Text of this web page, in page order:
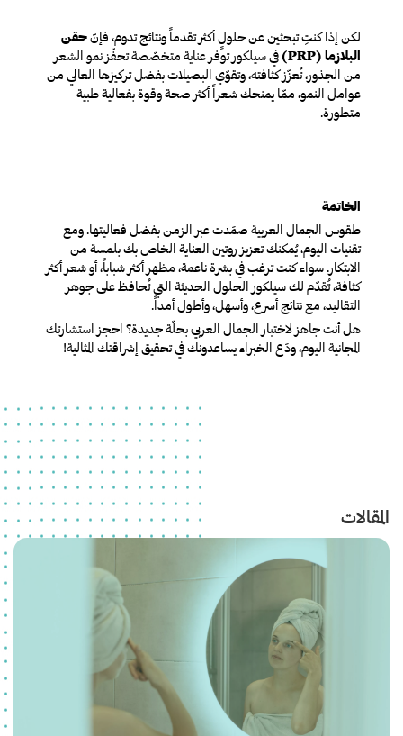
لكن إذا كنتِ تبحثين عن حلولٍ أكثر تقدماً ونتائج تدوم، فإنّحقن
البلازما (PRP)
في سيلكور توفر عناية متخصّصة تحفّز نمو الشعر
من الجذور، تُعزّز كثافته، وتقوّي البصيلات بفضل تركيزها العالي من
عوامل النمو، ممّا يمنحك شعراً أكثر صحة وقوة بفعالية طبية
متطورة.
الخاتمة
طقوس الجمال العربية صمَدت عبر الزمن بفضل فعاليتها. ومع
تقنيات اليوم، يُمكنك تعزيز روتين العناية الخاص بك بلمسة من
الابتكار. سواء كنت ترغب في بشرة ناعمة، مظهر أكثر شباباً، أو شعر أكثر
كثافة، تُقدّم لك سيلكور الحلول الحديثة التي تُحافظ على جوهر
التقاليد، مع نتائج أسرع، وأسهل، وأطول أمداً.
هل أنت جاهز لاختبار الجمال العربي بحلّة جديدة؟ احجز استشارتك
المجانية اليوم، ودَع الخبراء يساعدونك في تحقيق إشراقتك المثالية!
المقالات